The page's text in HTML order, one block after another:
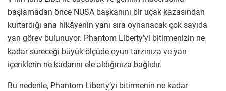
başlamadan önce NUSA başkanını bir uçak kazasından
kurtardığı ana hikâyenin yanı sıra oynanacak çok sayıda
yan görev bulunuyor. Phantom Liberty’yi bitirmenizin ne
kadar süreceği büyük ölçüde oyun tarzınıza ve yan
içeriklerin ne kadarını ele aldığınıza bağlıdır.
Bu nedenle, Phantom Liberty’yi bitirmenin ne kadar